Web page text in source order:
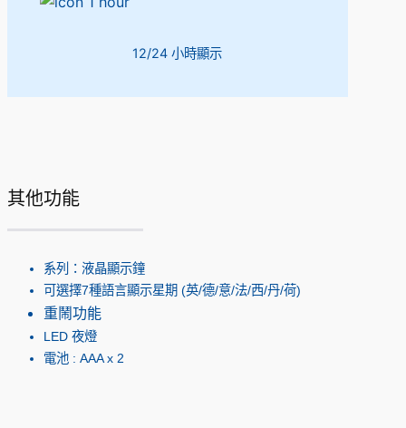
12/24 小時顯示
其他功能
系列：液晶顯示鐘
可選擇7種語言顯示星期 (英/德/意/法/西/丹/荷)
重鬧功能
LED 夜燈
電池 : AAA x 2